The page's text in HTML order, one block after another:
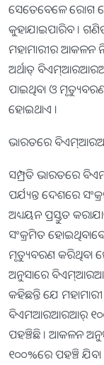
ସେତେବେଳେ ରୋଗ
କୁହାଯାଇପାରିବ ।
ମହାମାରୀର ଆକଳନ
ଅର୍ଥାତ୍
ପାଇଥିବା ଓ
ହୋଇଥାଏ ।
ଭାରତରେ
ସମ୍ପ୍ରତି ଭାରତରେ
ପର୍ଯ୍ୟନ୍ତ ଦେଶରେ
ଅଧ୍ୟୟନ ପ୍ରସ୍ତୁତ
ସଂକ୍ରମିତ
ମୃତ୍ୟୁବରଣ କରିଥିବା
ଅନୁସାରେ
କହିଛନ୍ତି ଯେ
ବିଏମଆରଆରଆର୍
ପହଞ୍ଚିଛି । ଆକଳନ
୧୦୦%ରେ ପହଞ୍ଚି